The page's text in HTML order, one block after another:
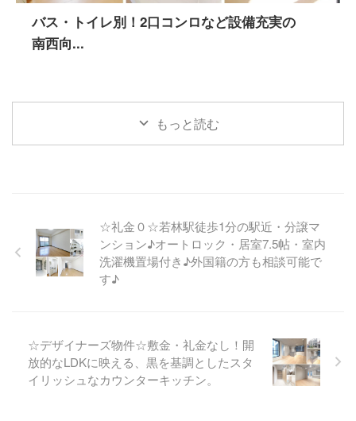
バス・トイレ別！2口コンロなど設備充実の
南西向...
もっと読む
☆礼金０☆若林駅徒歩1分の駅近・分譲マ
ンション♪オートロック・居室7.5帖・室内
洗濯機置場付き♪外国籍の方も相談可能で
す♪
☆デザイナーズ物件☆敷金・礼金なし！開
放的なLDKに映える、黒を基調としたスタ
イリッシュなカウンターキッチン。